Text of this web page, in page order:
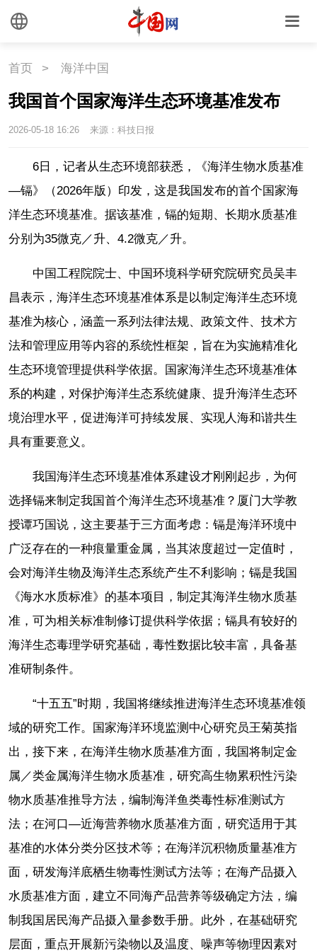
首页 > 海洋中国
我国首个国家海洋生态环境基准发布
2026-05-18 16:26 来源：科技日报
6日，记者从生态环境部获悉，《海洋生物水质基准
—镉》（2026年版）印发，这是我国发布的首个国家海
洋生态环境基准。据该基准，镉的短期、长期水质基准
分别为35微克／升、4.2微克／升。
中国工程院院士、中国环境科学研究院研究员吴丰
昌表示，海洋生态环境基准体系是以制定海洋生态环境
基准为核心，涵盖一系列法律法规、政策文件、技术方
法和管理应用等内容的系统性框架，旨在为实施精准化
生态环境管理提供科学依据。国家海洋生态环境基准体
系的构建，对保护海洋生态系统健康、提升海洋生态环
境治理水平，促进海洋可持续发展、实现人海和谐共生
具有重要意义。
我国海洋生态环境基准体系建设才刚刚起步，为何
选择镉来制定我国首个海洋生态环境基准？厦门大学教
授谭巧国说，这主要基于三方面考虑：镉是海洋环境中
广泛存在的一种痕量重金属，当其浓度超过一定值时，
会对海洋生物及海洋生态系统产生不利影响；镉是我国
《海水水质标准》的基本项目，制定其海洋生物水质基
准，可为相关标准制修订提供科学依据；镉具有较好的
海洋生态毒理学研究基础，毒性数据比较丰富，具备基
准研制条件。
“十五五”时期，我国将继续推进海洋生态环境基准领
域的研究工作。国家海洋环境监测中心研究员王菊英指
出，接下来，在海洋生物水质基准方面，我国将制定金
属／类金属海洋生物水质基准，研究高生物累积性污染
物水质基准推导方法，编制海洋鱼类毒性标准测试方
法；在河口—近海营养物水质基准方面，研究适用于其
基准的水体分类分区技术等；在海洋沉积物质量基准方
面，研发海洋底栖生物毒性测试方法等；在海产品摄入
水质基准方面，建立不同海产品营养等级确定方法，编
制我国居民海产品摄入量参数手册。此外，在基础研究
层面，重点开展新污染物以及温度、噪声等物理因素对